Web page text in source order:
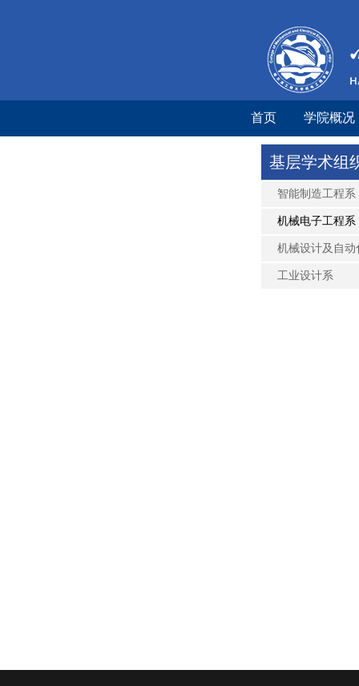
首页 学院概况
基层学术组
智能制造工程系
机械电子工程系
机械设计及自动
工业设计系